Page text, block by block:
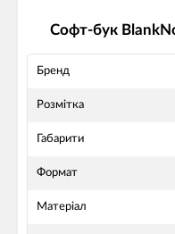
Софт-бук
Бренд
Розмітка
Габарити
Формат
Матеріал